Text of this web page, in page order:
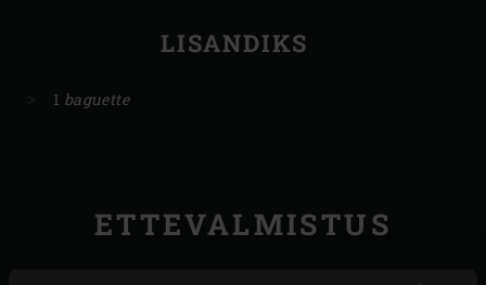
LISANDIKS
1 baguette
ETTEVALMISTUS